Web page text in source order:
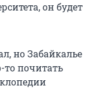
он будет
но Забайкалье
почитать